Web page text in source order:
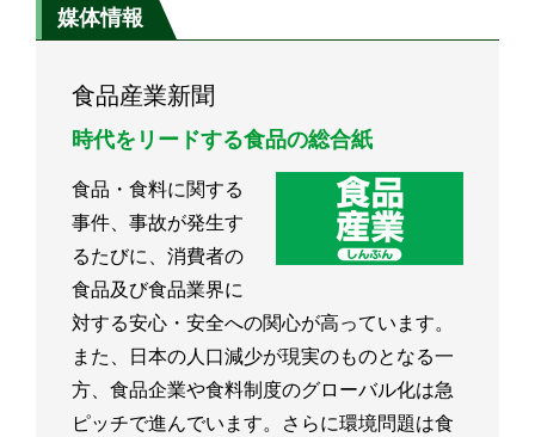
媒体情報
食品産業新聞
時代をリードする食品の総合紙
食品・食料に関する
事件、事故が発生す
るたびに、消費者の
食品及び食品業界に
対する安心・安全への関心が高っています。
また、日本の人口減少が現実のものとなる一
方、食品企業や食料制度のグローバル化は急
ピッチで進んでいます。さらに環境問題は食